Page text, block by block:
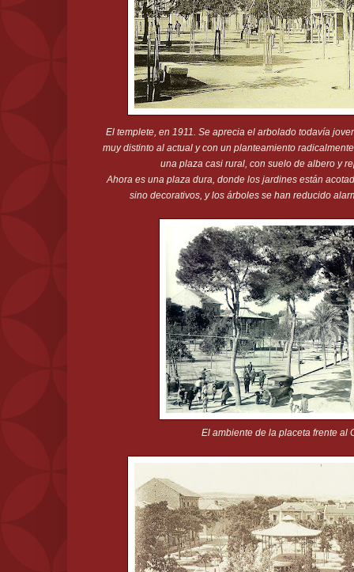
El templete, en 1911. Se aprecia el arbolado todavía
muy distinto al actual y con un planteamiento
una plaza casi rural, con suelo de albero y
Ahora es una plaza dura, donde los jardines están
sino decorativos, y los árboles se han reducido
El ambiente de la placeta frente al